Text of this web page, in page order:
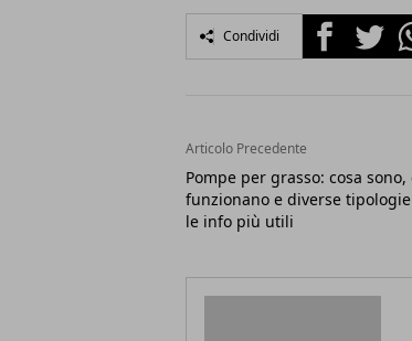
Condividi FacebookTwitter
Articolo Precedente
Pompe per grasso: cosa sono,
funzionano e diverse
le info più utili